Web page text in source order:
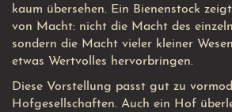
kaum übersehen. Ein Bienenstock
von Macht: nicht die Macht des
sondern die Macht vieler kleiner
etwas Wertvolles hervorbringen.
Diese Vorstellung passt gut zu
Hofgesellschaften. Auch ein Hof